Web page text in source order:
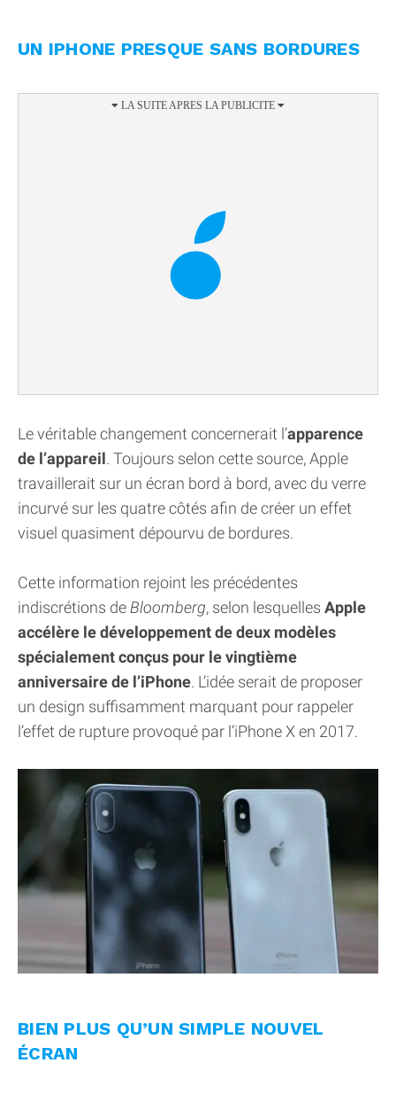
UN IPHONE PRESQUE SANS BORDURES
Le véritable changement concernerait l’apparence
de l’appareil. Toujours selon cette source, Apple
travaillerait sur un écran bord à bord, avec du verre
incurvé sur les quatre côtés afin de créer un effet
visuel quasiment dépourvu de bordures.
Cette information rejoint les précédentes
indiscrétions deBloomberg, selon lesquelles Apple
accélère le développement de deux modèles
spécialement conçus pour le vingtième
anniversaire de l’iPhone. L’idée serait de proposer
un design suffisamment marquant pour rappeler
l’effet de rupture provoqué par l’iPhone X en 2017.
BIEN PLUS QU’UN SIMPLE NOUVEL
ÉCRAN